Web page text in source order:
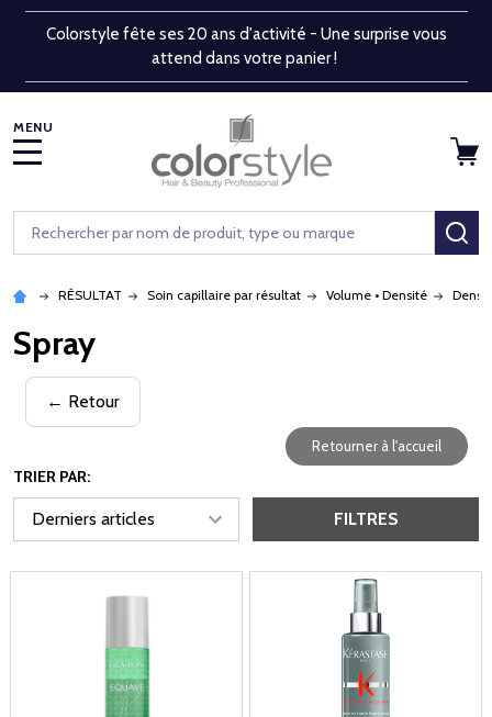
Colorstyle fête ses 20 ans d'activité - Une surprise vous
attend dans votre panier !
Rechercher
RÉSULTAT Soin capillaire par résultat Volume • Densité
Spray
← Retour
Retourner à l'accueil
TRIER PAR:
FILTRES